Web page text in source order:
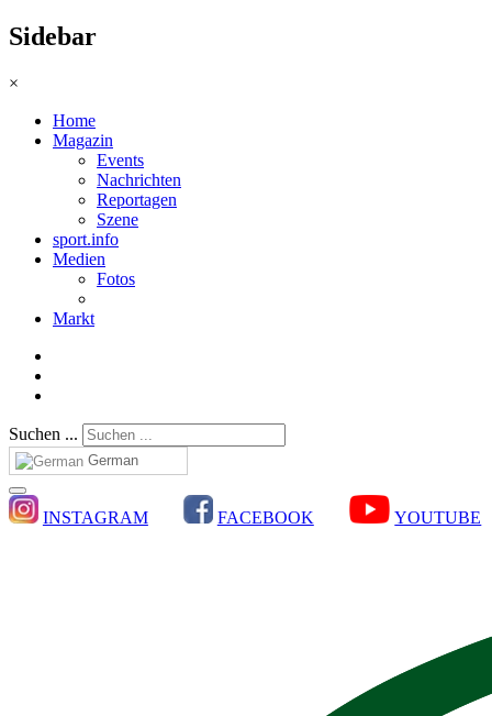
Sidebar
×
Home
Magazin
Events
Nachrichten
Reportagen
Szene
sport.info
Medien
Fotos
Markt
Suchen ...
German
INSTAGRAM FACEBOOK YOUTUBE